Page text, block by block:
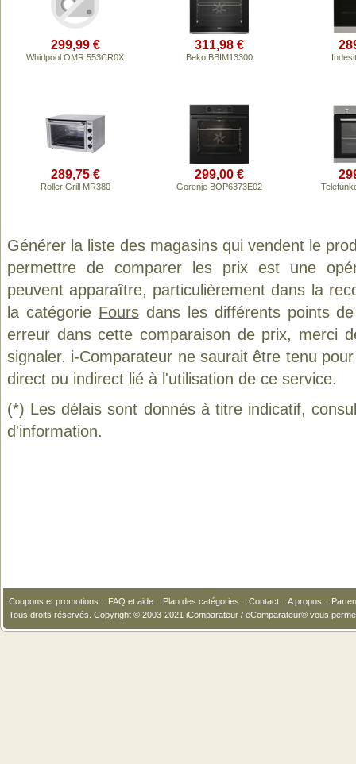
299,99 €
Whirlpool OMR 553CR0X
311,98 €
Beko BBIM13300
289,75 €
Roller Grill MR380
299,00 €
Gorenje BOP6373E02
Générer la liste des magasins qui vendent le
permettre de comparer les prix est une
peuvent apparaître, particulièrement dans la
la catégorie Foursdans les différents points
erreur dans cette comparaison de prix, merci
signaler. i-Comparateur ne saurait être tenu
direct ou indirect lié à l'utilisation de ce service.
(*) Les délais sont donnés à titre indicatif,
d'information.
Coupons et promotions :: FAQ et aide :: Plan des catégories :: Contact :: A propos ::
Tous droits réservés. Copyright © 2003-2021 iComparateur / eComparateur® vous